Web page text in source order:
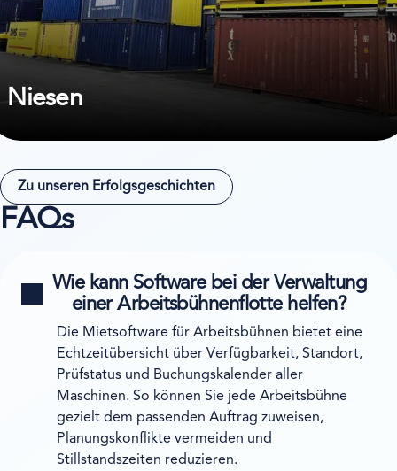
Niesen
Zu unseren Erfolgsgeschichten
FAQs
Wie kann Software bei der Verwaltung
einer Arbeitsbühnenflotte helfen?
Die Mietsoftware für Arbeitsbühnen bietet eine
Echtzeitübersicht über Verfügbarkeit, Standort,
Prüfstatus und Buchungskalender aller
Maschinen. So können Sie jede Arbeitsbühne
gezielt dem passenden Auftrag zuweisen,
Planungskonflikte vermeiden und
Stillstandszeiten reduzieren.